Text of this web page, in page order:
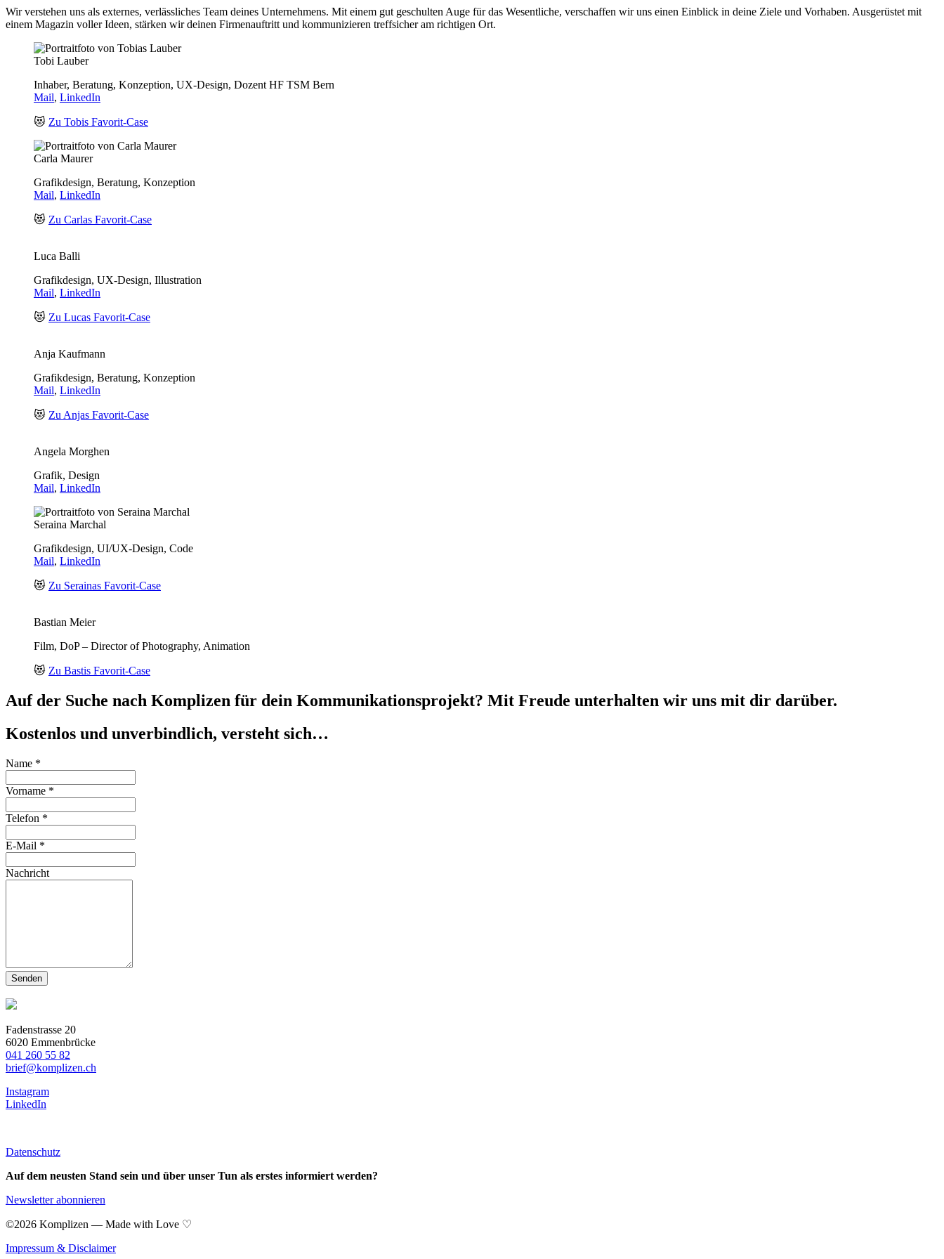
Wir verstehen uns als externes, verlässliches Team deines Unternehmens. Mit einem gut geschulten Auge für das Wesentliche, verschaffen wir uns einen Einblick in deine Ziele und Vorhaben. Ausgerüstet mit
einem Magazin voller Ideen, stärken wir deinen Firmenauftritt und kommunizieren treffsicher am richtigen Ort.
Tobi Lauber
Inhaber, Beratung, Konzeption, UX-Design, Dozent HF TSM Bern
Mail, LinkedIn
😻 Zu Tobis Favorit-Case
Carla Maurer
Grafikdesign, Beratung, Konzeption
Mail, LinkedIn
😻 Zu Carlas Favorit-Case
Luca Balli
Grafikdesign, UX-Design, Illustration
Mail, LinkedIn
😻 Zu Lucas Favorit-Case
Anja Kaufmann
Grafikdesign, Beratung, Konzeption
Mail, LinkedIn
😻 Zu Anjas Favorit-Case
Angela Morghen
Grafik, Design
Mail, LinkedIn
Seraina Marchal
Grafikdesign, UI/UX-Design, Code
Mail, LinkedIn
😻 Zu Serainas Favorit-Case
Bastian Meier
Film, DoP – Director of Photography, Animation
😻 Zu Bastis Favorit-Case
Auf der Suche nach Komplizen für dein Kommunikationsprojekt? Mit Freude unterhalten wir uns mit dir darüber.
Kostenlos und unverbindlich, versteht sich…
Name *
Vorname *
Telefon *
E-Mail *
Nachricht
Fadenstrasse 20
6020 Emmenbrücke
041 260 55 82
brief@komplizen.ch
Instagram
LinkedIn
Datenschutz
Auf dem neusten Stand sein und über unser Tun als erstes informiert werden?
Newsletter abonnieren
©2026 Komplizen — Made with Love ♡
Impressum & Disclaimer